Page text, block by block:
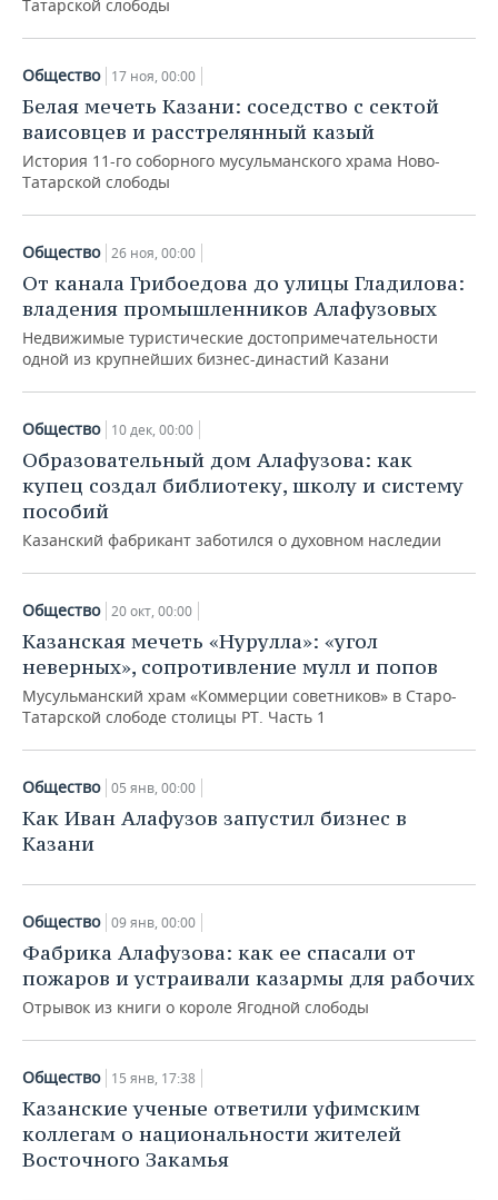
Татарской слободы
Общество 17 ноя, 00:00
Белая мечеть Казани: соседство с сектой
ваисовцев и расстрелянный казый
История 11-го соборного мусульманского храма Ново-
Татарской слободы
Общество 26 ноя, 00:00
От канала Грибоедова до улицы Гладилова:
владения промышленников Алафузовых
Недвижимые туристические достопримечательности
одной из крупнейших бизнес-династий Казани
Общество 10 дек, 00:00
Образовательный дом Алафузова: как
купец создал библиотеку, школу и систему
пособий
Казанский фабрикант заботился о духовном наследии
Общество 20 окт, 00:00
Казанская мечеть «Нурулла»: «угол
неверных», сопротивление мулл и попов
Мусульманский храм «Коммерции советников» в Старо-
Татарской слободе столицы РТ. Часть 1
Общество 05 янв, 00:00
Как Иван Алафузов запустил бизнес в
Казани
Общество 09 янв, 00:00
Фабрика Алафузова: как ее спасали от
пожаров и устраивали казармы для рабочих
Отрывок из книги о короле Ягодной слободы
Общество 15 янв, 17:38
Казанские ученые ответили уфимским
коллегам о национальности жителей
Восточного Закамья